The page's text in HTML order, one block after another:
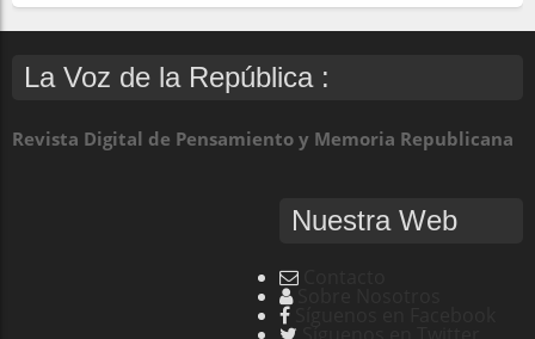
La Voz de la República :
Revista Digital de Pensamiento y Memoria Republicana
Nuestra Web